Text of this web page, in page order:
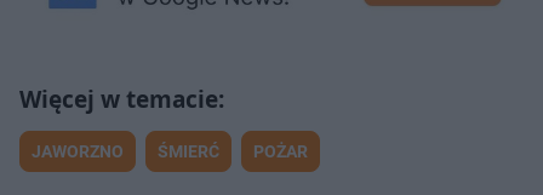
JAWORZNO ŚMIERĆ POŻAR